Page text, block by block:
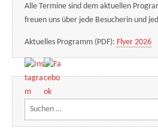
Alle Termine sind dem aktuellen
freuen uns über jede Besucherin und
Aktuelles Programm (PDF): Flyer 2026
Suchen nach: